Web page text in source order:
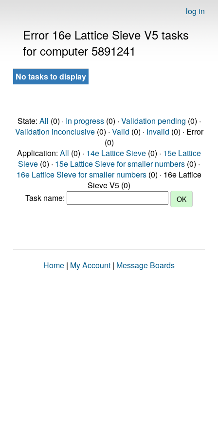
log in
Error 16e Lattice Sieve V5 tasks
for computer 5891241
No tasks to display
State: All (0) · In progress(0) · Validation pending (0) ·
Validation inconclusive(0) · Valid (0) · Invalid (0) · Error
(0)
Application: All (0) · 14e Lattice Sieve (0) · 15e Lattice
Sieve (0) · 15e Lattice Sieve for smaller numbers (0) ·
16e Lattice Sieve for smaller numbers (0) · 16e Lattice
Sieve V5 (0)
Task name:
Home | My Account | Message Boards